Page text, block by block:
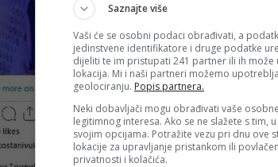
Saznajte više
Vaši će se osobni podaci obrađivati, a
jedinstvene identifikatore i druge podatke
dijeliti te im pristupati 241 partner ili ih
lokacija. Mi i naši partneri možemo
geolociranju. Popis partnera.
Neki dobavljači mogu obrađivati vaše
legitimnog interesa. Ako se ne slažete s tim,
svojim opcijama. Potražite vezu pri dnu ove
lokacije za upravljanje pristankom ili
privatnosti i kolačića.